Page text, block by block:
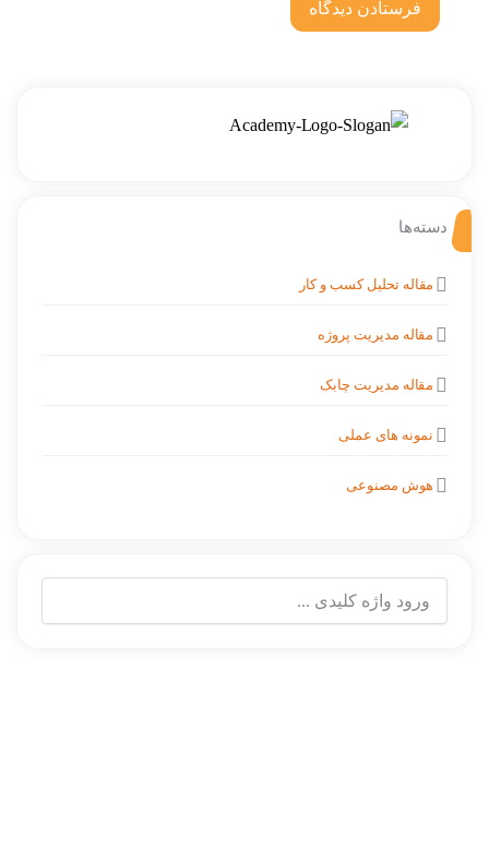
دسته‌ها
مقاله تحلیل کسب و کار
مقاله مدیریت پروژه
مقاله مدیریت چابک
نمونه های عملی
هوش مصنوعی